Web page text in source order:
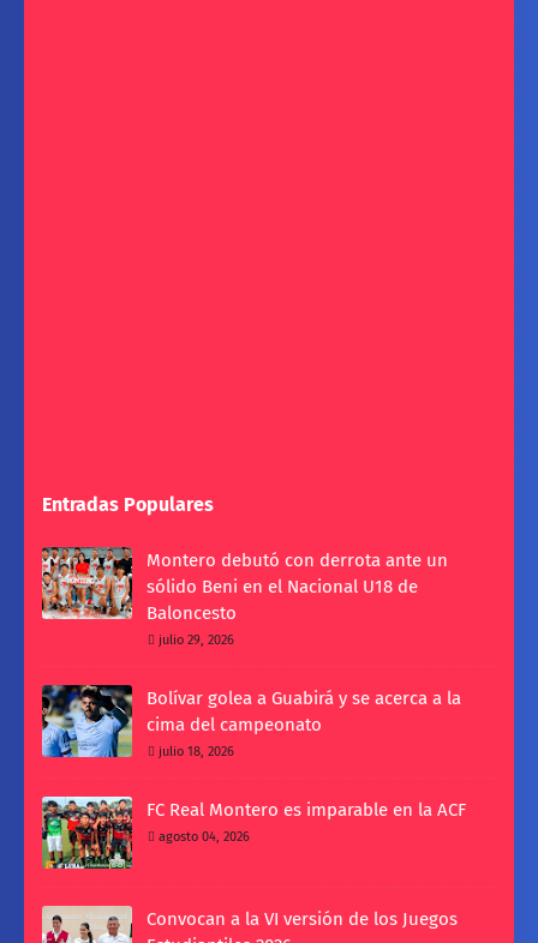
Entradas Populares
Montero debutó con derrota ante un
sólido Beni en el Nacional U18 de
Baloncesto
julio 29, 2026
Bolívar golea a Guabirá y se acerca a la
cima del campeonato
julio 18, 2026
FC Real Montero es imparable en la ACF
agosto 04, 2026
Convocan a la VI versión de los Juegos